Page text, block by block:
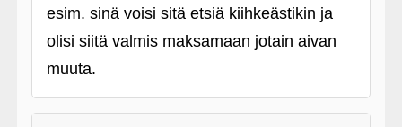
esim. sinä voisi sitä etsiä kiihkeästikin ja
olisi siitä valmis maksamaan jotain aivan
muuta.